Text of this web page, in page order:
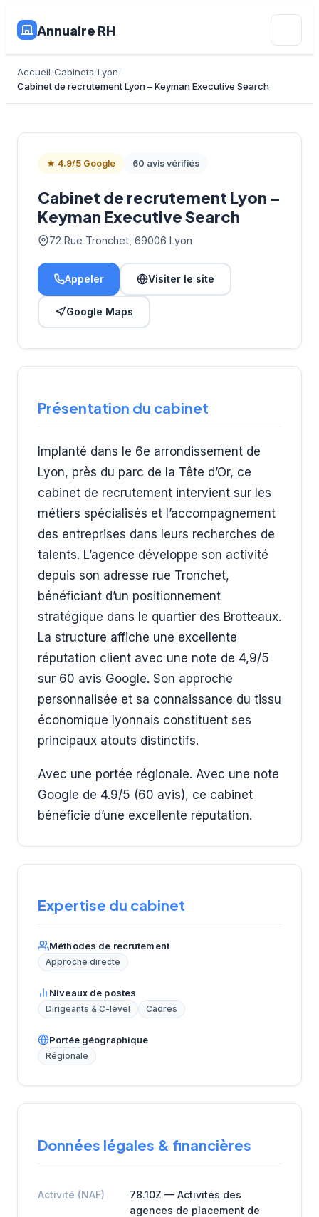
Annuaire RH
Accueil Cabinets Lyon
Cabinet de recrutement Lyon – Keyman Executive Search
★ 4.9/5 Google 60 avis vérifiés
Cabinet de recrutement Lyon –
Keyman Executive Search
72 Rue Tronchet, 69006 Lyon
Appeler Visiter le site
Google Maps
Présentation du cabinet
Implanté dans le 6e arrondissement de
Lyon, près du parc de la Tête d’Or, ce
cabinet de recrutement intervient sur les
métiers spécialisés et l’accompagnement
des entreprises dans leurs recherches de
talents. L’agence développe son activité
depuis son adresse rue Tronchet,
bénéficiant d’un positionnement
stratégique dans le quartier des Brotteaux.
La structure affiche une excellente
réputation client avec une note de 4,9/5
sur 60 avis Google. Son approche
personnalisée et sa connaissance du tissu
économique lyonnais constituent ses
principaux atouts distinctifs.
Avec une portée régionale. Avec une note
Google de 4.9/5 (60 avis), ce cabinet
bénéficie d’une excellente réputation.
Expertise du cabinet
Méthodes de recrutement
Approche directe
Niveaux de postes
Dirigeants & C-level Cadres
Portée géographique
Régionale
Données légales & financières
Activité (NAF)
78.10Z — Activités des
agences de placement de